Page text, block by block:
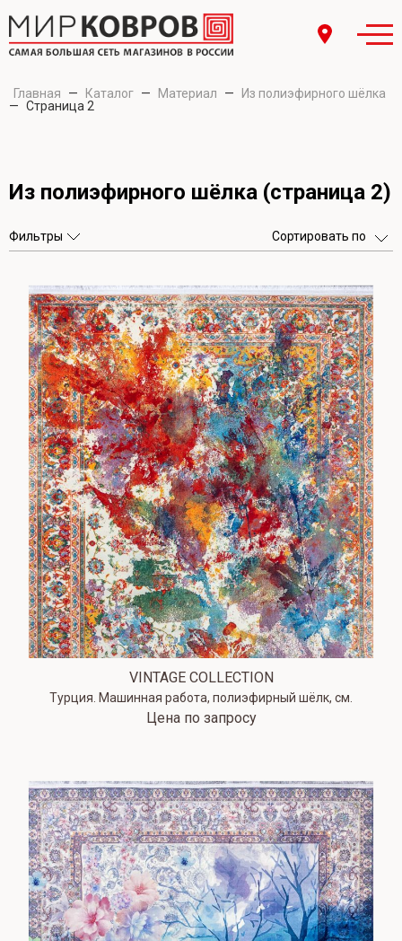
Главная — Каталог — Материал —
Из полиэфирного шёлка
— Страница 2
Из полиэфирного шёлка (страница 2)
Фильтры Сортировать по
VINTAGE COLLECTION
Турция. Машинная работа, полиэфирный шёлк, см.
Цена по запросу